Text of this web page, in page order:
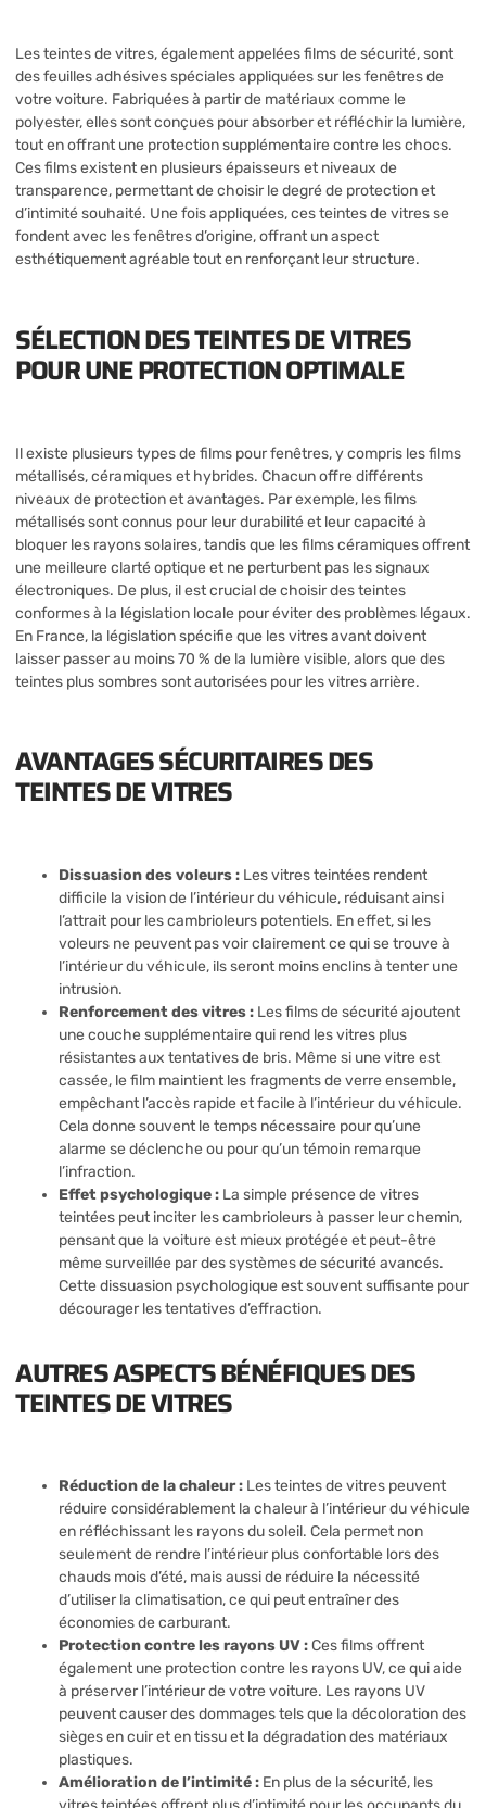
Les teintes de vitres, également appelées films de sécurité, sont
des feuilles adhésives spéciales appliquées sur les fenêtres de
votre voiture. Fabriquées à partir de matériaux comme le
polyester, elles sont conçues pour absorber et réfléchir la lumière,
tout en offrant une protection supplémentaire contre les chocs.
Ces films existent en plusieurs épaisseurs et niveaux de
transparence, permettant de choisir le degré de protection et
d’intimité souhaité. Une fois appliquées, ces teintes de vitres se
fondent avec les fenêtres d’origine, offrant un aspect
esthétiquement agréable tout en renforçant leur structure.
SÉLECTION DES TEINTES DE VITRES
POUR UNE PROTECTION OPTIMALE
Il existe plusieurs types de films pour fenêtres, y compris les films
métallisés, céramiques et hybrides. Chacun offre différents
niveaux de protection et avantages. Par exemple, les films
métallisés sont connus pour leur durabilité et leur capacité à
bloquer les rayons solaires, tandis que les films céramiques offrent
une meilleure clarté optique et ne perturbent pas les signaux
électroniques. De plus, il est crucial de choisir des teintes
conformes à la législation locale pour éviter des problèmes légaux.
En France, la législation spécifie que les vitres avant doivent
laisser passer au moins 70 % de la lumière visible, alors que des
teintes plus sombres sont autorisées pour les vitres arrière.
AVANTAGES SÉCURITAIRES DES
TEINTES DE VITRES
Dissuasion des voleurs : Les vitres teintées rendent
difficile la vision de l’intérieur du véhicule, réduisant ainsi
l’attrait pour les cambrioleurs potentiels. En effet, si les
voleurs ne peuvent pas voir clairement ce qui se trouve à
l’intérieur du véhicule, ils seront moins enclins à tenter une
intrusion.
Renforcement des vitres : Les films de sécurité ajoutent
une couche supplémentaire qui rend les vitres plus
résistantes aux tentatives de bris. Même si une vitre est
cassée, le film maintient les fragments de verre ensemble,
empêchant l’accès rapide et facile à l’intérieur du véhicule.
Cela donne souvent le temps nécessaire pour qu’une
alarme se déclenche ou pour qu’un témoin remarque
l’infraction.
Effet psychologique : La simple présence de vitres
teintées peut inciter les cambrioleurs à passer leur chemin,
pensant que la voiture est mieux protégée et peut-être
même surveillée par des systèmes de sécurité avancés.
Cette dissuasion psychologique est souvent suffisante pour
décourager les tentatives d’effraction.
AUTRES ASPECTS BÉNÉFIQUES DES
TEINTES DE VITRES
Réduction de la chaleur : Les teintes de vitres peuvent
réduire considérablement la chaleur à l’intérieur du véhicule
en réfléchissant les rayons du soleil. Cela permet non
seulement de rendre l’intérieur plus confortable lors des
chauds mois d’été, mais aussi de réduire la nécessité
d’utiliser la climatisation, ce qui peut entraîner des
économies de carburant.
Protection contre les rayons UV :Ces films offrent
également une protection contre les rayons UV, ce qui aide
à préserver l’intérieur de votre voiture. Les rayons UV
peuvent causer des dommages tels que la décoloration des
sièges en cuir et en tissu et la dégradation des matériaux
plastiques.
Amélioration de l’intimité : En plus de la sécurité, les